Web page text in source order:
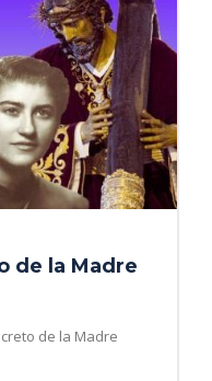
de la Madre
de la Madre